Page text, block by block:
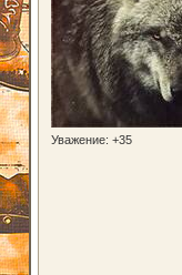
Уважение: +35